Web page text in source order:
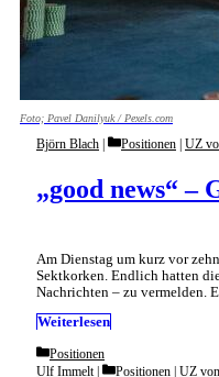
Foto; Pavel Danilyuk / Pexels.com
„good news“ –
Björn Blach Categories
Positionen UZ
Am Dienstag um kurz vor
Sektkorken. Endlich hatten
Nachrichten – zu vermelden.
Weiterlesen
Categories
Positionen
Ulf Immelt Categories
Positionen UZ